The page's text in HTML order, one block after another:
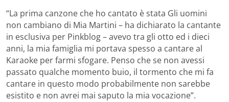
“La prima canzone che ho cantato è stata Gli uomini
non cambiano di Mia Martini – ha dichiarato la cantante
in esclusiva per Pinkblog – avevo tra gli otto ed i dieci
anni, la mia famiglia mi portava spesso a cantare al
Karaoke per farmi sfogare. Penso che se non avessi
passato qualche momento buio, il tormento che mi fa
cantare in questo modo probabilmente non sarebbe
esistito e non avrei mai saputo la mia vocazione”.